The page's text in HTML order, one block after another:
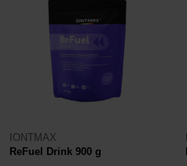
IONTMAX
ReFuel Drink 900 g